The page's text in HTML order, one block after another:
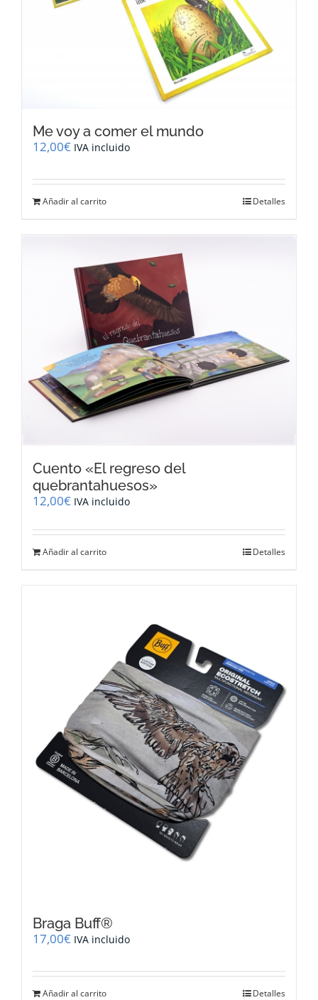
Me voy a comer el mundo
12,00€ IVA incluido
Añadir al carrito Detalles
Cuento «El regreso del
quebrantahuesos»
12,00€ IVA incluido
Añadir al carrito Detalles
Braga Buff®
17,00€ IVA incluido
Añadir al carrito Detalles